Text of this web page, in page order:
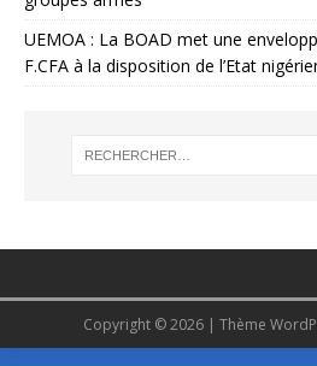
UEMOA : La BOAD met une
F.CFA à la disposition de l’Etat
Copyright © 2026 | Thème